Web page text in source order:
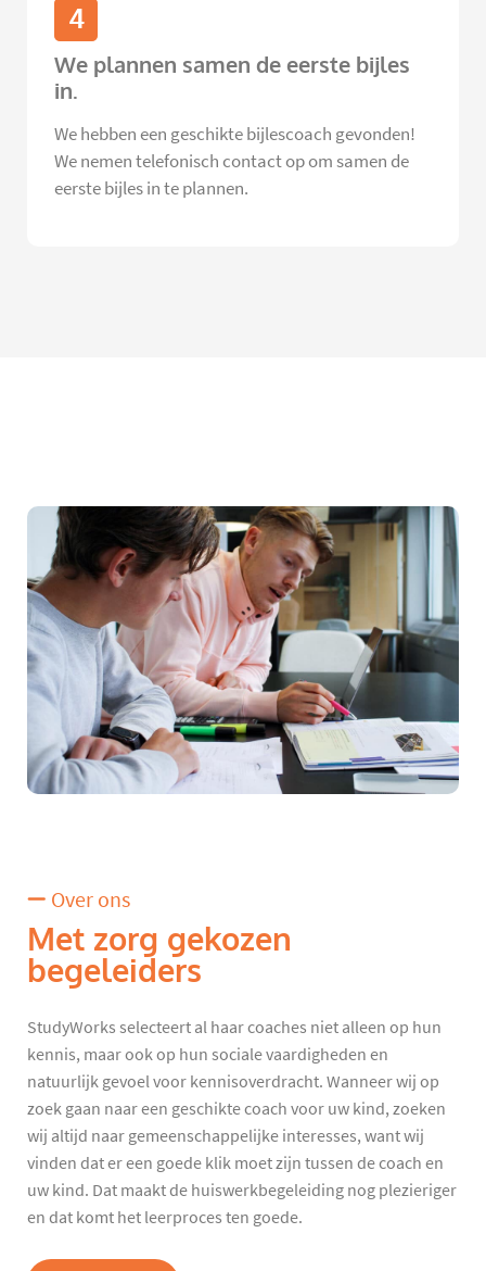
4
We plannen samen de eerste bijles
in.
We hebben een geschikte bijlescoach gevonden!
We nemen telefonisch contact op om samen de
eerste bijles in te plannen.
Over ons
Met zorg gekozen
begeleiders
StudyWorks selecteert al haar coaches niet alleen op hun
kennis, maar ook op hun sociale vaardigheden en
natuurlijk gevoel voor kennisoverdracht. Wanneer wij op
zoek gaan naar een geschikte coach voor uw kind, zoeken
wij altijd naar gemeenschappelijke interesses, want wij
vinden dat er een goede klik moet zijn tussen de coach en
uw kind. Dat maakt de huiswerkbegeleiding nog plezieriger
en dat komt het leerproces ten goede.